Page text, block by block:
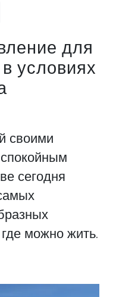
для
условиях
своими
сегодня
можно жить.